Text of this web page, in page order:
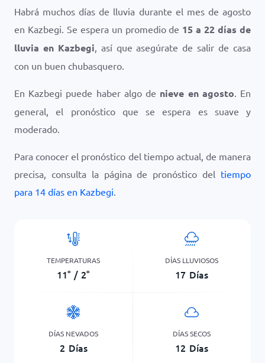
Habrá muchos días de lluvia durante el mes de agosto
en Kazbegi. Se espera un promedio de 15 a 22 días de
lluvia en Kazbegi, así que asegúrate de salir de casa
con un buen chubasquero.
En Kazbegi puede haber algo de nieve en agosto. En
general, el pronóstico que se espera es suave y
moderado.
Para conocer el pronóstico del tiempo actual, de manera
precisa, consulta la página de pronóstico del tiempo
para 14 días en Kazbegi.
TEMPERATURAS
11° / 2°
DÍAS LLUVIOSOS
17 Días
DÍAS NEVADOS
2 Días
DÍAS SECOS
12 Días